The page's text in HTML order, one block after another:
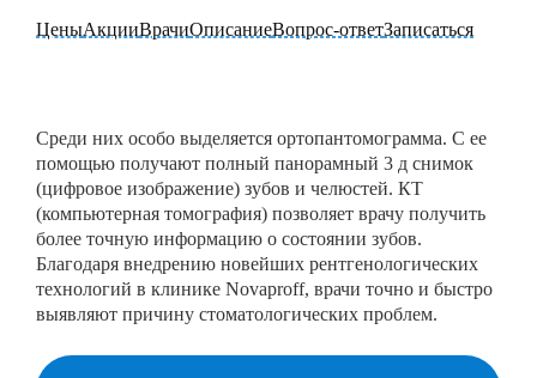
ЦеныАкцииВрачиОписаниеВопрос-ответЗаписаться
Среди них особо выделяется ортопантомограмма. С ее
помощью получают полный панорамный 3 д снимок
(цифровое изображение) зубов и челюстей. КТ
(компьютерная томография) позволяет врачу получить
более точную информацию о состоянии зубов.
Благодаря внедрению новейших рентгенологических
технологий в клинике Novaproff, врачи точно и быстро
выявляют причину стоматологических проблем.